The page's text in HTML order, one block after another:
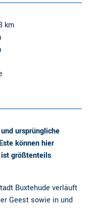
km
ursprüngliche
können hier
ist größtenteils
Buxtehude verläuft
Geest sowie in und